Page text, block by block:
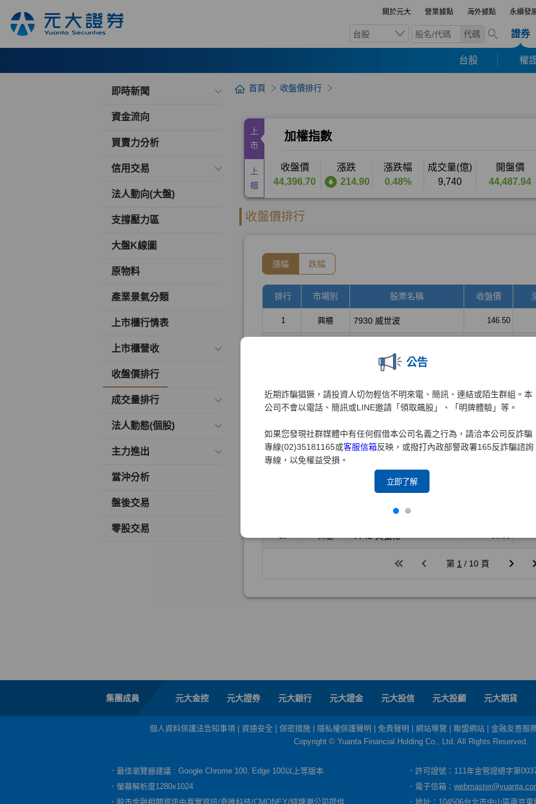
關於元大 營業據點 海外據點 永續發
台股 代碼 證券
台股 權
公告
近期詐騙猖獗，請投資人切勿輕信不明來電、簡訊、連結或陌生群組。本
公司不會以電話、簡訊或LINE邀請「領取飆股」、「明牌體驗」等。
如果您發現社群媒體中有任何假借本公司名義之行為，請洽本公司反詐騙
專線(02)35181165或客服信箱反映，或撥打內政部警政署165反詐騙諮詢
專線，以免權益受損。
立即了解
即時新聞
資金流向
買賣力分析
信用交易
法人動向(大盤)
支撐壓力區
大盤K線圖
原物料
產業景氣分類
上市櫃行情表
上市櫃營收
收盤價排行
成交量排行
法人動態(個股)
主力進出
當沖分析
盤後交易
零股交易
首頁 收盤價排行
集團成員 元大金控 元大證券 元大銀行 元大證金 元大投信 元大投顧 元大期貨
個人資料保護法告知事項 資通安全 保密措施 隱私權保護聲明 免責聲明 網站導覽 聯盟網站
金融友善服
Copyright © Yuanta Financial Holding Co., Ltd. All Rights Reserved.
．最佳瀏覽器建議 : Google Chrome 100, Edge 100以上等版本
．許可證號：111年金管證總字第
．螢幕解析度1280x1024
．電子信箱：
．股市金融相關資訊由嘉實資訊/奇唯科技/CMONEY/錢塘潮公司提供
．地址：104506台北市中山區南京